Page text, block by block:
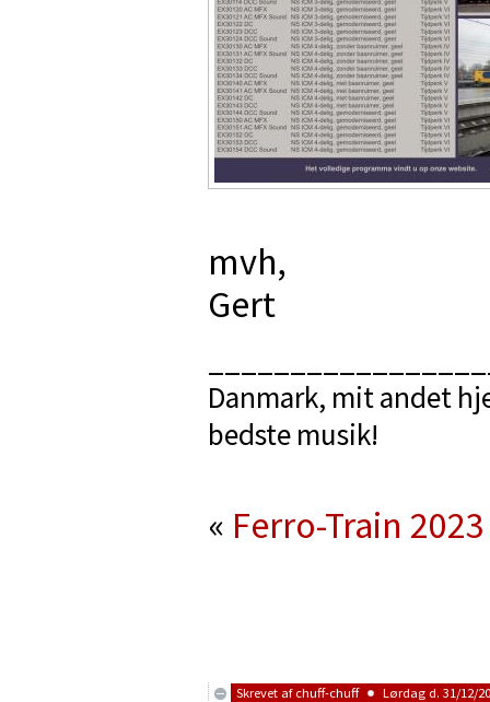
mvh,
Gert
Danmark, mit andet
bedste musik!
« Ferro-Train 2023
Skrevet af chuff-chuff Lørdag d. 31/12/